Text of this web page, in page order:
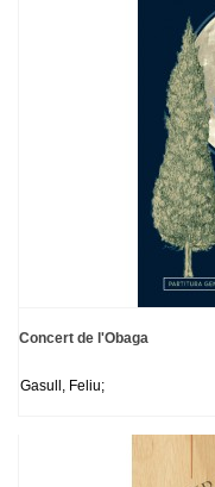
Concert de l'Obaga
Gasull, Feliu;